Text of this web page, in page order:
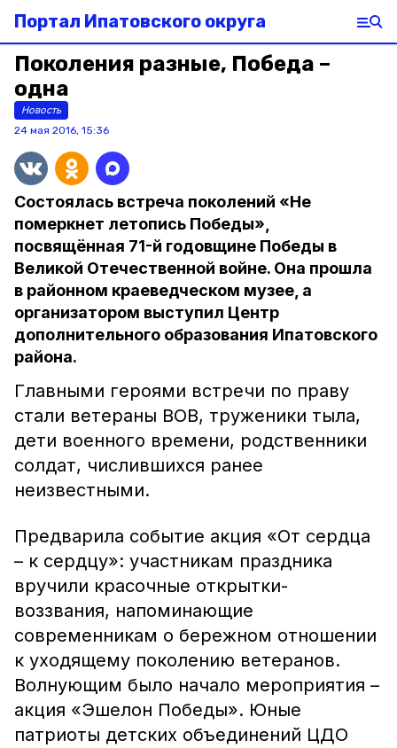
Портал Ипатовского округа
Поколения разные, Победа –
одна
Новость
24 мая 2016, 15:36
Состоялась встреча поколений «Не
померкнет летопись Победы»,
посвящённая 71-й годовщине Победы в
Великой Отечественной войне. Она прошла
в районном краеведческом музее, а
организатором выступил Центр
дополнительного образования Ипатовского
района.
Главными героями встречи по праву
стали ветераны ВОВ, труженики тыла,
дети военного времени, родственники
солдат, числившихся ранее
неизвестными.
Предварила событие акция «От сердца
– к сердцу»: участникам праздника
вручили красочные открытки-
воззвания, напоминающие
современникам о бережном отношении
к уходящему поколению ветеранов.
Волнующим было начало мероприятия –
акция «Эшелон Победы». Юные
патриоты детских объединений ЦДО